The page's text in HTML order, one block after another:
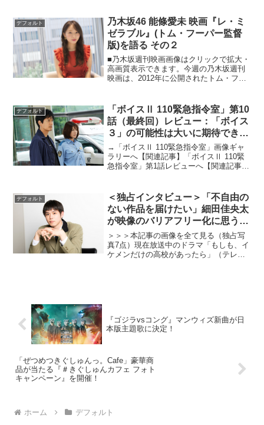
目にはどう見えたの...
デフォルト
乃木坂46 能條愛未 映画『レ・ミ
ゼラブル』(トム・フーパー監督
版)を語る その２
■乃木坂週刊映画画像はクリックで拡大・
高画質表示できます。今週の乃木坂週刊
映画は、2012年に公開されたトム・フー
す。今週も本作の魅力について語って頂
きました。前回ま...
デフォルト
「ボイスⅡ 110緊急指令室」第10
話（最終回）レビュー：「ボイス
３」の可能性は大いに期待でき
る？ 一瞬だけ登場した女優の趣
里は次回作のフラグか―。 （※
ストーリーネタバレあり）
→「ボイスⅡ 110緊急指令室」画像ギャ
ラリーへ【関連記事】「ボイスⅡ 110緊
急指令室」第1話レビューへ【関連記事】
令室」第3話レビューへ【関連記事】「ボ
イ...
デフォルト
＜独占インタビュー＞「不自由の
ない作品を届けたい」細田佳央太
が映像のバリアフリー化に思うこ
と
＞＞＞本記事の画像を全て見る（独占写
真7点）現在放送中のドラマ「もしも、イ
ケメンだけの高校があったら」（テレビ
『ゴジラvsコング』マンウィズ新曲が日
本版主題歌に決定！
「ぜつめつきぐしゅんっ。Cafe」豪華商
品が当たる『＃きぐしゅんカフェ フォト
キャンペーン』を開催！
ホーム デフォルト